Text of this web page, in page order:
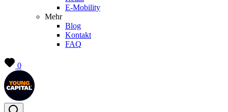
E-Mobility
Mehr
Blog
Kontakt
FAQ
0